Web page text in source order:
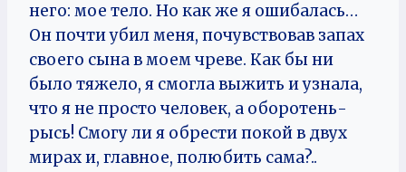
него: мое тело. Но как же я ошибалась…
Он почти убил меня, почувствовав запах
своего сына в моем чреве. Как бы ни
было тяжело, я смогла выжить и узнала,
что я не просто человек, а оборотень-
рысь! Смогу ли я обрести покой в двух
мирах и, главное, полюбить сама?..